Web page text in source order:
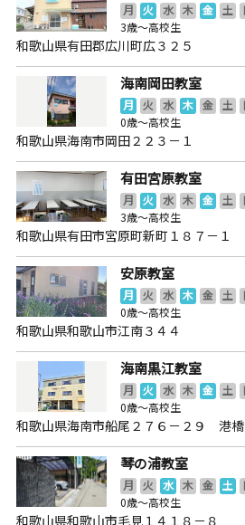
月 火 水 木 金 土
3歳～高校生
和歌山県有田郡広川町広３２５
海南岡田教室
月 火 水 木 金 土
0歳～高校生
和歌山県海南市岡田２２３－１
有田宮原教室
月 火 水 木 金 土
3歳～高校生
和歌山県有田市宮原町新町１８７－１
安原教室
月 火 水 木 金 土
0歳～高校生
和歌山県和歌山市江南３４４
海南黒江教室
月 火 水 木 金 土
0歳～高校生
和歌山県海南市船尾２７６－２９ 港橋
琴の浦教室
月 火 水 木 金 土
0歳～高校生
和歌山県和歌山市毛見１４１８－８